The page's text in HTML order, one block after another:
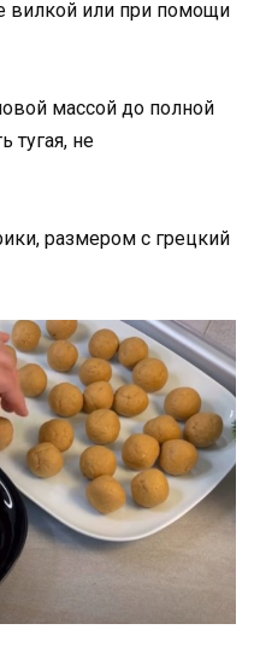
или при помощи
массой до полной
тугая, не
размером с грецкий